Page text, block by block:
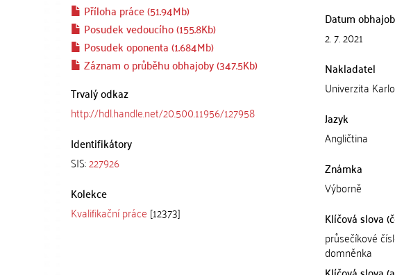
Příloha práce (51.94Mb)
Posudek vedoucího (155.8Kb)
Posudek oponenta (1.684Mb)
Záznam o průběhu obhajoby (347.5Kb)
Trvalý odkaz
http://hdl.handle.net/20.500.11956/127958
Identifikátory
SIS:227926
Kolekce
Kvalifikační práce [12373]
Datum
2. 7. 2021
Nakladatel
Univerzita
Jazyk
Angličtina
Známka
Výborně
Klíčová slova
průsečíkové
domněnka